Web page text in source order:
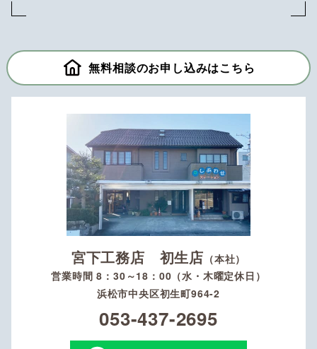
無料相談のお申し込みはこちら
宮下工務店 初生店 （本社）
営業時間 8：30～18：00（水・木曜定休日）
浜松市中央区初生町964-2
053-437-2695